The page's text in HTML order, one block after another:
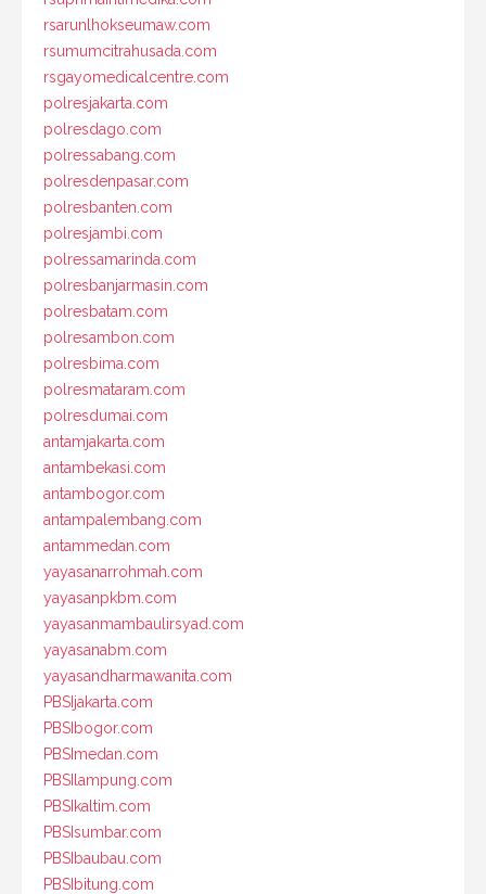
rsarunlhokseumaw.com
rsumumcitrahusada.com
rsgayomedicalcentre.com
polresjakarta.com
polresdago.com
polressabang.com
polresdenpasar.com
polresbanten.com
polresjambi.com
polressamarinda.com
polresbanjarmasin.com
polresbatam.com
polresambon.com
polresbima.com
polresmataram.com
polresdumai.com
antamjakarta.com
antambekasi.com
antambogor.com
antampalembang.com
antammedan.com
yayasanarrohmah.com
yayasanpkbm.com
yayasanmambaulirsyad.com
yayasanabm.com
yayasandharmawanita.com
PBSIjakarta.com
PBSIbogor.com
PBSImedan.com
PBSIlampung.com
PBSIkaltim.com
PBSIsumbar.com
PBSIbaubau.com
PBSIbitung.com